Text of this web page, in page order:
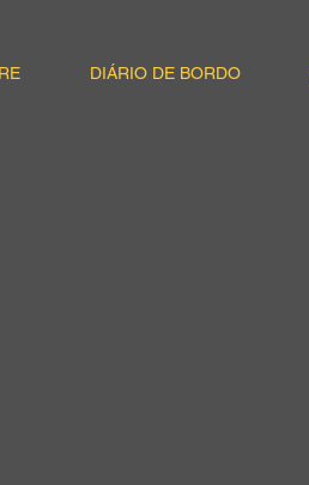
DIÁRIO DE BORDO